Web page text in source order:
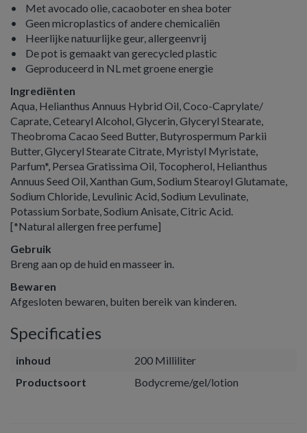
• Met avocado olie, cacaoboter en shea boter
• Geen microplastics of andere chemicaliën
• Heerlijke natuurlijke geur, allergeenvrij
• De pot is gemaakt van gerecycled plastic
• Geproduceerd in NL met groene energie
Ingrediënten
Aqua, Helianthus Annuus Hybrid Oil, Coco-Caprylate/
Caprate, Cetearyl Alcohol, Glycerin, Glyceryl Stearate,
Theobroma Cacao Seed Butter, Butyrospermum Parkii
Butter, Glyceryl Stearate Citrate, Myristyl Myristate,
Parfum*, Persea Gratissima Oil, Tocopherol, Helianthus
Annuus Seed Oil, Xanthan Gum, Sodium Stearoyl Glutamate,
Sodium Chloride, Levulinic Acid, Sodium Levulinate,
Potassium Sorbate, Sodium Anisate, Citric Acid.
[*Natural allergen free perfume]
Gebruik
Breng aan op de huid en masseer in.
Bewaren
Afgesloten bewaren, buiten bereik van kinderen.
Specificaties
inhoud
200 Milliliter
Productsoort
Bodycreme/gel/lotion